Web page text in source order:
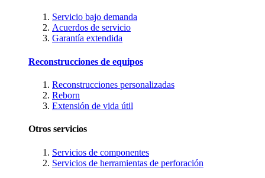
Servicio bajo demanda
Acuerdos de servicio
Garantía extendida
Reconstrucciones de equipos
Reconstrucciones personalizadas
Reborn
Extensión de vida útil
Otros servicios
Servicios de componentes
Servicios de herramientas de perforación